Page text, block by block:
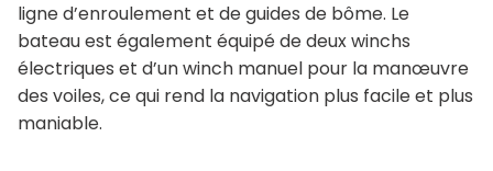
ligne d’enroulement et de guides de bôme. Le
bateau est également équipé de deux winchs
électriques et d’un winch manuel pour la manœuvre
des voiles, ce qui rend la navigation plus facile et plus
maniable.